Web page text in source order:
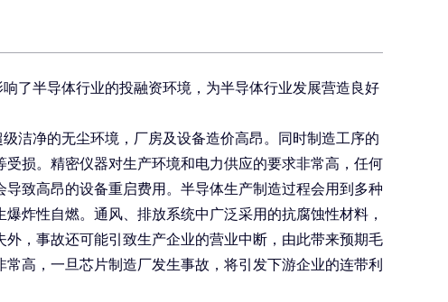
了半导体行业的投融资环境，为半导体行业发展营造良好
洁净的无尘环境，厂房及设备造价高昂。同时制造工序的
损。精密仪器对生产环境和电力供应的要求非常高，任何
致高昂的设备重启费用。半导体生产制造过程会用到多种
炸性自燃。通风、排放系统中广泛采用的抗腐蚀性材料，
，事故还可能引致生产企业的营业中断，由此带来预期毛
高，一旦芯片制造厂发生事故，将引发下游企业的连带利